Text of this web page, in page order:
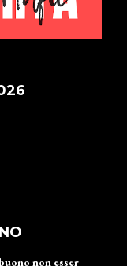
non esser